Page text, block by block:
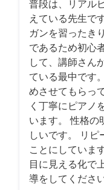
普段は、リアル
えている先生で
ガンを習ったき
であるため初心
して、講師さん
ている最中です
めさせてもらっ
く丁寧にピアノ
います。 性格の
しいです。 リピ
ことにしていま
目に見える化で
導をしてくださ